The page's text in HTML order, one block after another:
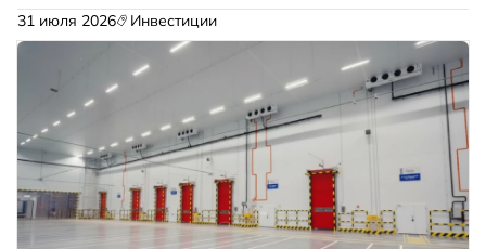
создании под эгидой Союза отраслевого
календаря на 2027 год. Проект предполагается
сделать ежегодным.
31 июля 2026 Инвестиции